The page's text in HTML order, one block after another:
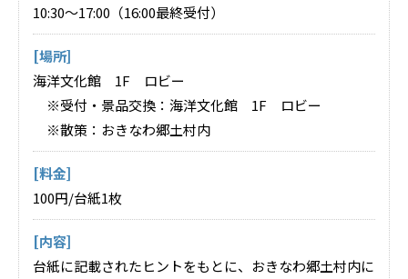
10:30～17:00（16:00最終受付）
[場所]
海洋文化館 1F ロビー
※受付・景品交換：海洋文化館 1F ロビー
※散策：おきなわ郷土村内
[料金]
100円/台紙1枚
[内容]
台紙に記載されたヒントをもとに、おきなわ郷土村内に